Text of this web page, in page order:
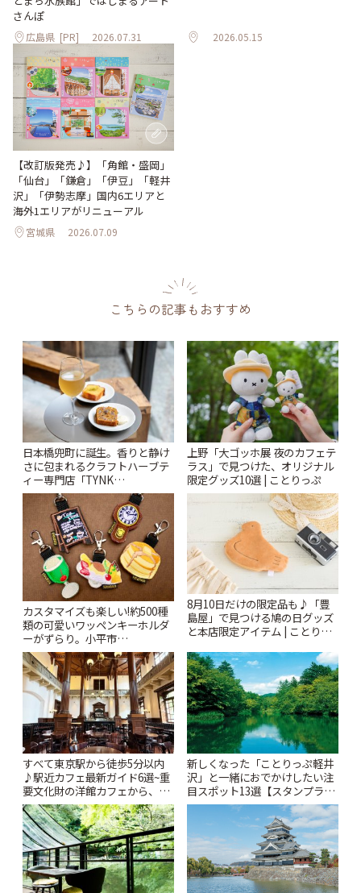
さんぽ
広島県 [PR] 2026.07.31 2026.05.15
【改訂版発売♪】「角館・盛岡」
「仙台」「鎌倉」「伊豆」「軽井
沢」「伊勢志摩」国内6エリアと
海外1エリアがリニューアル
宮城県 2026.07.09
こちらの記事もおすすめ
日本橋兜町に誕生。香りと静け
さに包まれるクラフトハーブテ
ィー専門店「TYNK
Kabutocho」 | ことりっぷ
上野「大ゴッホ展 夜のカフェテ
ラス」で見つけた、オリジナル
限定グッズ10選 | ことりっぷ
カスタマイズも楽しい!約500種
類の可愛いワッペンキーホルダ
ーがずらり。小平市
「Kimamaya T&K」 | ことりっ
ぷ
8月10日だけの限定品も♪「豊
島屋」で見つける鳩の日グッズ
と本店限定アイテム | ことりっ
すべて東京駅から徒歩5分以内
♪駅近カフェ最新ガイド6選~重
要文化財の洋館カフェから、改
札すぐのレトロ喫茶まで~ | こと
りっぷ
新しくなった「ことりっぷ軽井
沢」と一緒におでかけしたい注
目スポット13選【スタンプラリ
ー開催中】 | ことりっぷ